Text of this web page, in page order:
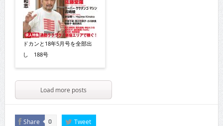
ドカンと18年5月号を全部出
し 188号
Load more posts
Share 0 Tweet